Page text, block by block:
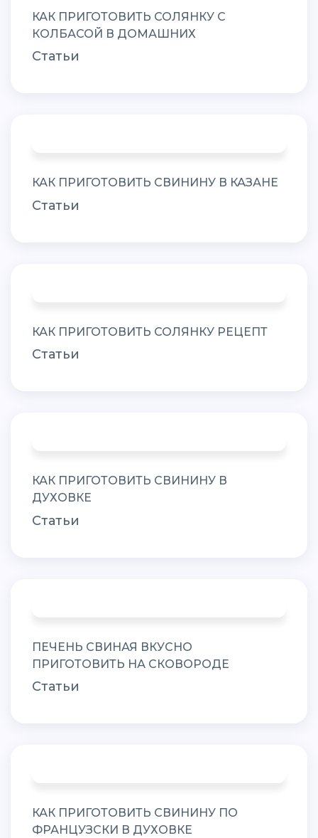
КАК ПРИГОТОВИТЬ СОЛЯНКУ С
КОЛБАСОЙ В ДОМАШНИХ
Статьи
КАК ПРИГОТОВИТЬ СВИНИНУ В КАЗАНЕ
Статьи
КАК ПРИГОТОВИТЬ СОЛЯНКУ РЕЦЕПТ
Статьи
КАК ПРИГОТОВИТЬ СВИНИНУ В
ДУХОВКЕ
Статьи
ПЕЧЕНЬ СВИНАЯ ВКУСНО
ПРИГОТОВИТЬ НА СКОВОРОДЕ
Статьи
КАК ПРИГОТОВИТЬ СВИНИНУ ПО
ФРАНЦУЗСКИ В ДУХОВКЕ